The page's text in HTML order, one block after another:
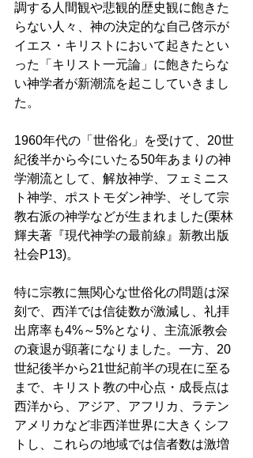
調する人間観や悲観的歴史観に飽きた
らない人々、神の決定的な自己啓示が
イエス・キリストにおいて起きたとい
った「キリスト一元論」に飽きたらな
い神学者が新潮流を起こしていきまし
た。
1960年代の「世俗化」を受けて、20世
紀後半から今にいたる50年あまりの神
学潮流として、解放神学、フェミニス
ト神学、ポストモダン神学、そして宗
教右派の神学などが生まれました(栗林
輝夫著『現代神学の最前線』新教出版
社会P13)。
特に宗教に無関心な世俗化の問題は深
刻で、西洋では信徒数が激減し、礼拝
出席率も4%～5%となり、主流派教会
の衰退が顕著になりました。一方、20
世紀後半から21世紀前半の現在に至る
まで、キリスト教の中心点・成長点は
西洋から、アジア、アフリカ、ラテン
アメリカなど非西洋世界に大きくシフ
トし、これらの地域では信者数は激増